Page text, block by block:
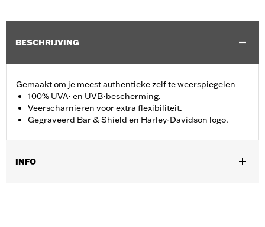
BESCHRIJVING
Gemaakt om je meest authentieke zelf te weerspiegelen
100% UVA- en UVB-bescherming.
Veerscharnieren voor extra flexibiliteit.
Gegraveerd Bar & Shield en Harley-Davidson logo.
INFO